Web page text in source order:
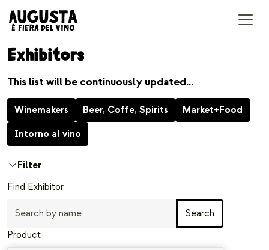
Exhibitors
This list will be continuously updated…
Winemakers Beer, Coffe, Spirits
Market+Food
Intorno al vino
Filter
Find Exhibitor
Search
Product